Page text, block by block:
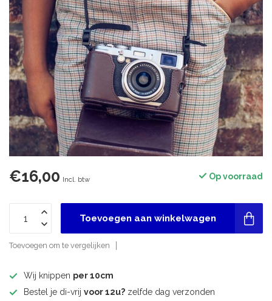
€16,00 Incl. btw Op voorraad
Toevoegen aan winkelwagen
Toevoegen om te vergelijken
Wij knippen per 10cm
Bestel je di-vrij voor 12u? zelfde dag verzonden